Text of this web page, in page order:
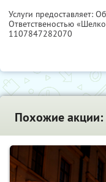
Услуги предоставляет:
Ответственостью
1107847282070
Похожие акции: